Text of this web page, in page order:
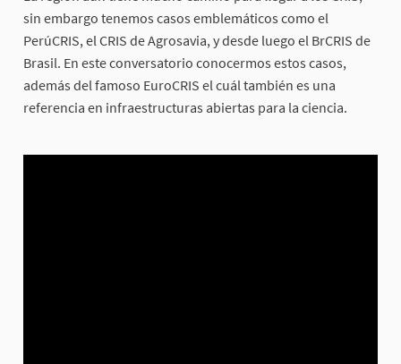
sin embargo tenemos casos emblemáticos como el
PerúCRIS, el CRIS de Agrosavia, y desde luego el BrCRIS de
Brasil. En este conversatorio conocermos estos casos,
además del famoso EuroCRIS el cuál también es una
referencia en infraestructuras abiertas para la ciencia.